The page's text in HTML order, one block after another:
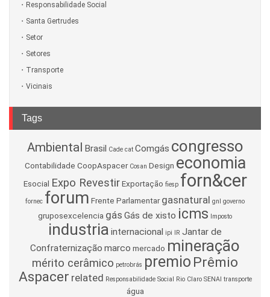
Responsabilidade Social
Santa Gertrudes
Setor
Setores
Transporte
Vicinais
Tags
Ambiental Brasil Cade cat Comgás congresso
Contabilidade CoopAspacer Cosan Design economia
Esocial Expo Revestir Exportação fiesp forn&cer
fornec forum Frente Parlamentar gasnatural gnl governo
gruposexcelencia gás Gás de xisto icms Imposto
industria internacional ipi IR Jantar de
Confraternização marco mercado mineração
mérito cerâmico petrobrás premio Prêmio
Aspacer related Responsabilidade Social Rio Claro SENAI transporte
água